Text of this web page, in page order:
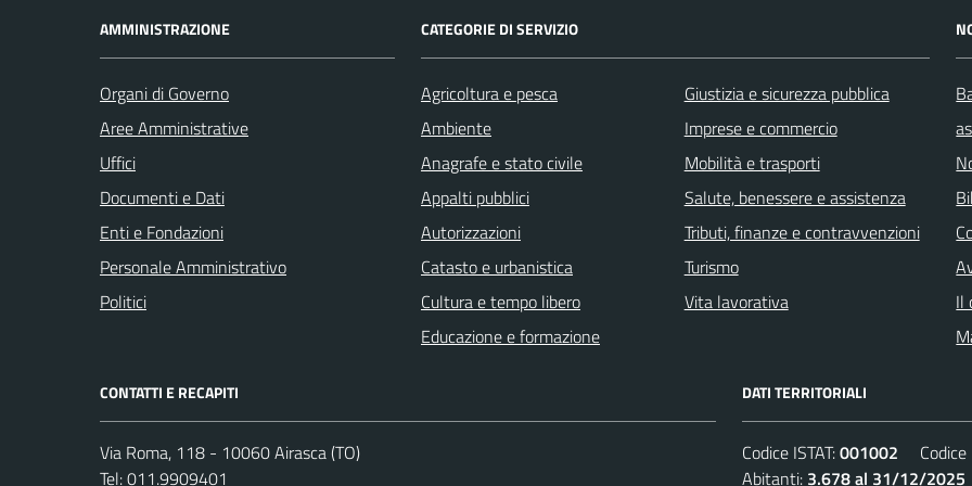
AMMINISTRAZIONE
Organi di Governo
Aree Amministrative
Uffici
Documenti e Dati
Enti e Fondazioni
Personale Amministrativo
Politici
CATEGORIE DI SERVIZIO
Agricoltura e pesca
Ambiente
Anagrafe e stato civile
Appalti pubblici
Autorizzazioni
Catasto e urbanistica
Cultura e tempo libero
Educazione e formazione
Giustizia e sicurezza pubblica
Imprese e commercio
Mobilità e trasporti
Salute, benessere e assistenza
Tributi, finanze e contravvenzioni
Turismo
Vita lavorativa
Il
CONTATTI E RECAPITI
Via Roma, 118 - 10060 Airasca (TO)
Tel:011.9909401
DATI TERRITORIALI
Codice ISTAT:001002 Codice
Abitanti: 3.678 al 31/12/2025